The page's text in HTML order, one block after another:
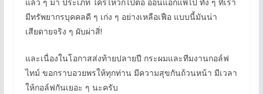
มีทรัพยากรบุคคลดี ๆ เก่ง ๆ อย่างเหลือเฟือ แบบนี้มันน่า
เสียดายจริง ๆ ผับผ่าสิ่!
และเนื่องในโอกาสส่งท้ายปลายปี กระผมและทีมงานกอล์ฟ
ไทม์ ขอกราบอวยพรให้ทุกท่าน มีความสุขกันถ้วนหน้า มีเวลา
ให้กอล์ฟกันเยอะ ๆ นะครับ